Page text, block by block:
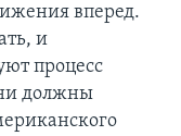
вперед.
и
процесс
должны